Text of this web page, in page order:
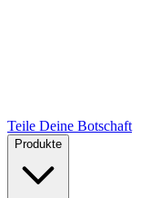
Teile Deine Botschaft
Produkte